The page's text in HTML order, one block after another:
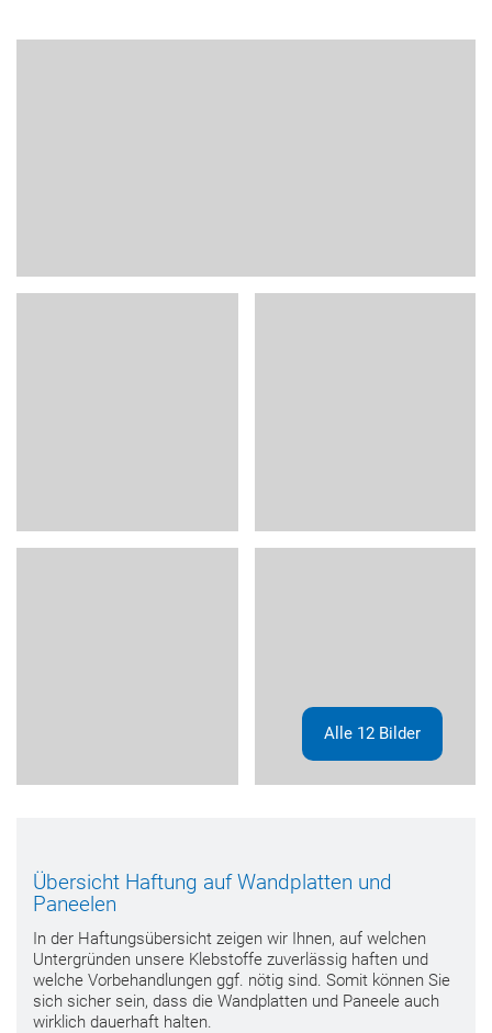
Alle 12 Bilder
Übersicht Haftung auf Wandplatten und
Paneelen
In der Haftungsübersicht zeigen wir Ihnen, auf welchen
Untergründen unsere Klebstoffe zuverlässig haften und
welche Vorbehandlungen ggf. nötig sind. Somit können Sie
sich sicher sein, dass die Wandplatten und Paneele auch
wirklich dauerhaft halten.